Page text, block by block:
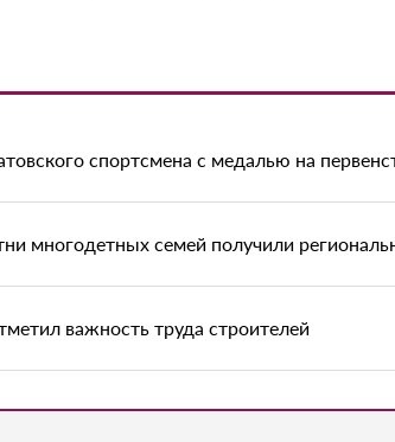
спортсмена с медалью на
многодетных семей получили
важность труда строителей